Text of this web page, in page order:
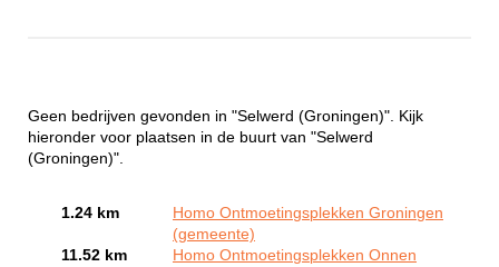
Geen bedrijven gevonden in "Selwerd (Groningen)". Kijk
hieronder voor plaatsen in de buurt van "Selwerd
(Groningen)".
1.24 km
Homo Ontmoetingsplekken Groningen
(gemeente)
11.52 km
Homo Ontmoetingsplekken Onnen